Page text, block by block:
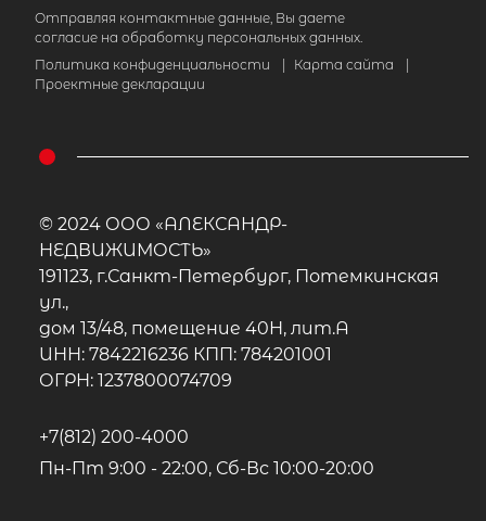
Количество соток
Отправляя контактные данные, Вы даете
согласие на обработку персональных данных.
Политика конфиденциальности
Карта сайта
Проектные декларации
© 2024 ООО «АЛЕКСАНДР-
НЕДВИЖИМОСТЬ»
191123, г.Санкт-Петербург, Потемкинская
ул.,
дом 13/48, помещение 40Н, лит.А
ИНН: 7842216236 КПП: 784201001
ОГРН: 1237800074709
+7(812) 200-4000
Пн-Пт 9:00 - 22:00, Сб-Вс 10:00-20:00